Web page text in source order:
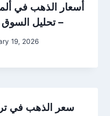
– تحليل السوق
19, 2026